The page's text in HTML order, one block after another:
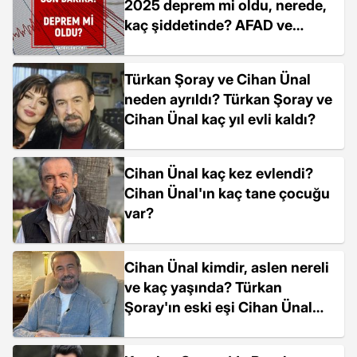
2025 deprem mi oldu, nerede,
kaç şiddetinde? AFAD ve
Türkan Şoray ve Cihan Ünal
neden ayrıldı? Türkan Şoray ve
Cihan Ünal kaç yıl evli kaldı?
Cihan Ünal kaç kez evlendi?
Cihan Ünal'ın kaç tane çocuğu
var?
Cihan Ünal kimdir, aslen nereli
ve kaç yaşında? Türkan
Şoray'ın eski eşi Cihan Ünal